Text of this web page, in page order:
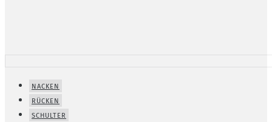
NACKEN
RÜCKEN
SCHULTER